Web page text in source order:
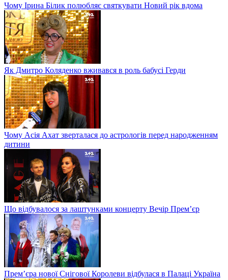
Чому Ірина Білик полюбляє святкувати Новий рік вдома
Як Дмитро Коляденко вживався в роль бабусі Герди
Чому Асія Ахат зверталася до астрологів перед народженням
дитини
Що відбувалося за лаштунками концерту Вечір Прем’єр
Прем’єра нової Снігової Королеви відбулася в Палаці Україна